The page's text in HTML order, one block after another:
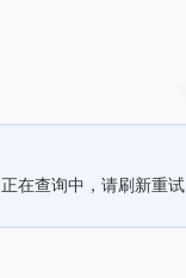
正在查询中，请刷新重试